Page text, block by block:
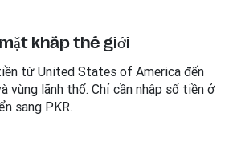
khắp thế giới
từ United States of America đến
vùng lãnh thổ. Chỉ cần nhập số tiền ở
sang PKR.